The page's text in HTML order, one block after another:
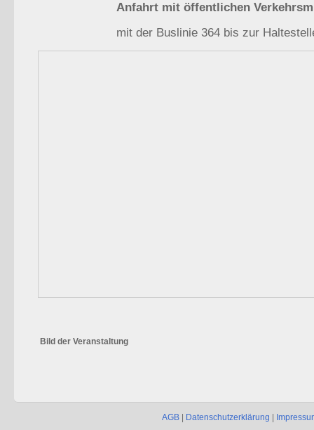
Anfahrt mit öffentlichen
mit der Buslinie 364 bis zur
Bild der Veranstaltung
AGB| Datenschutzerklärung